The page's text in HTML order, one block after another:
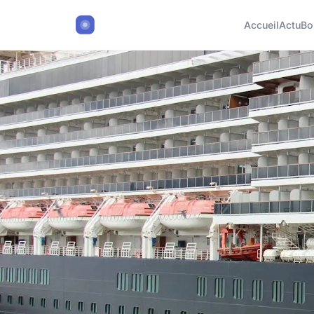
AccueilActu